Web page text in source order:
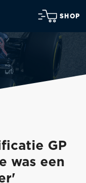
SHOP
GP
was een